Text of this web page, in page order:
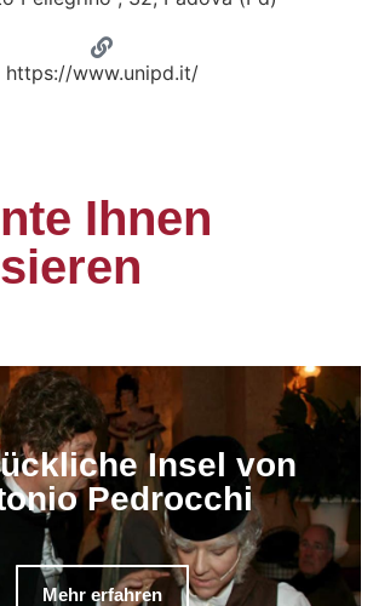
https://www.unipd.it/
Ihnen
Insel von
Pedrocchi
Mehr erfahren